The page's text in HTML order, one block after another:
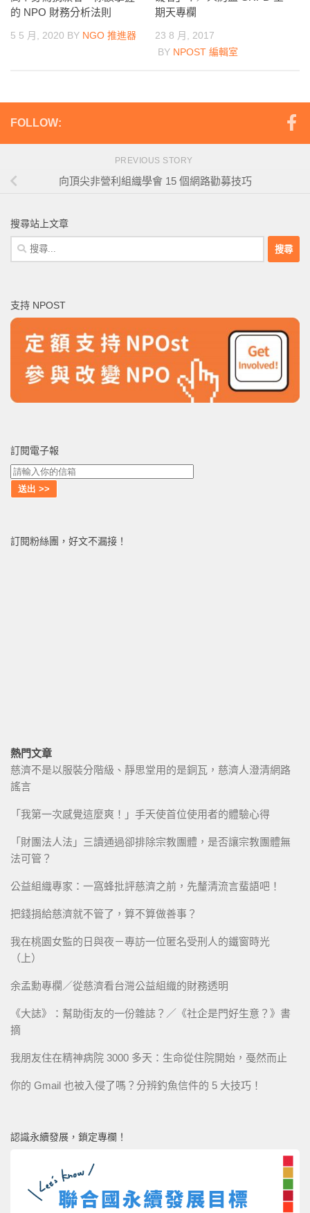
的 NPO 財務分析法則
5 5 月, 2020 BY NGO 推進器
期天專欄
23 8 月, 2017
BY NPOST 編輯室
FOLLOW:
PREVIOUS STORY
向頂尖非營利組織學會 15 個網路勸募技巧
搜尋站上文章
搜
尋
字:
支持 NPOST
訂閱電子報
訂閱粉絲團，好文不漏接！
熱門文章
慈濟不是以服裝分階級、靜思堂用的是銅瓦，慈濟人澄清網路
謠言
「我第一次感覺這麼爽！」手天使首位使用者的體驗心得
「財團法人法」三讀通過卻排除宗教團體，是否讓宗教團體無
法可管？
公益組織專家：一窩蜂批評慈濟之前，先釐清流言蜚語吧！
把錢捐給慈濟就不管了，算不算做善事？
我在桃園女監的日與夜－專訪一位匿名受刑人的鐵窗時光
（上）
余孟勳專欄／從慈濟看台灣公益組織的財務透明
《大誌》：幫助街友的一份雜誌？／《社企是門好生意？》書
摘
我朋友住在精神病院 3000 多天：生命從住院開始，戞然而止
你的 Gmail 也被入侵了嗎？分辨釣魚信件的 5 大技巧！
認識永續發展，鎖定專欄！